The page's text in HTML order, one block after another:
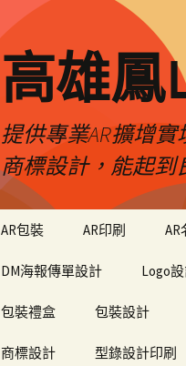
高雄鳳
提供專業AR擴增
商標設計，能起到
AR包裝 AR印刷 AR
DM海報傳單設計 Logo
包裝禮盒 包裝設計
商標設計 型錄設計印刷